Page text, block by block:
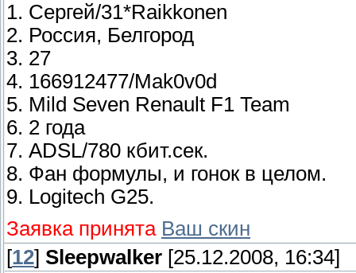
1. Сергей/31*Raikkonen
2. Россия, Белгород
3. 27
4. 166912477/Mak0v0d
5. Mild Seven Renault F1 Team
6. 2 года
7. ADSL/780 кбит.сек.
8. Фан формулы, и гонок в целом.
9. Logitech G25.
Заявка принята Ваш скин
[12] Sleepwalker [25.12.2008, 16:34]